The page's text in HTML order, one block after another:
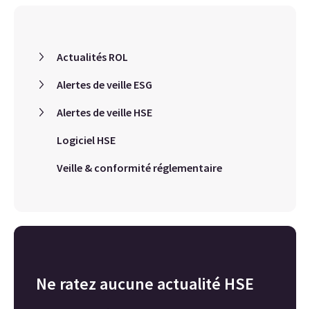
Actualités ROL
Alertes de veille ESG
Alertes de veille HSE
Logiciel HSE
Veille & conformité réglementaire
Ne ratez aucune actualité HSE